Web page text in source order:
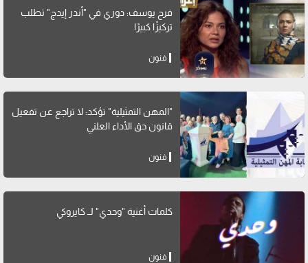
فرح يوسف: دوري في "أندر إيدج" تطلب
تركيزًا كبيرًا
فنون
"المهن التمثيلية" تؤكد: لا تراجع عن تفعيل
قانون حق الأداء العلني
فنون
كلمات أغنية "وحدي" لــ كايروكي
فنون